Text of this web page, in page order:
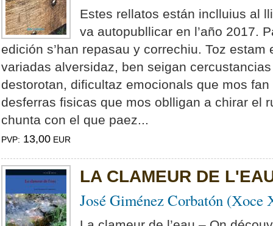
Estes rellatos están inclluius al
va autopubllicar en l’año 2017.
edición s’han repasau y correchiu. Toz
variadas alversidaz, ben seigan
destorotan, dificultaz emocionals que mos
desferras fisicas que mos oblligan a chirar el
chunta con el que paez...
PVP: 13,00 EUR
LA CLAMEUR DE
José Giménez Corbatón